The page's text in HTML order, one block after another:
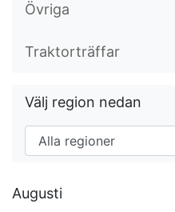
Övriga
Traktorträffar
Välj region nedan
Augusti